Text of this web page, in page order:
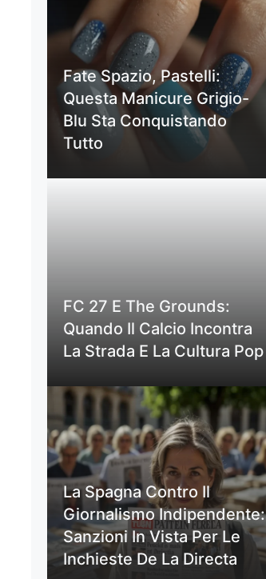
Fate Spazio, Pastelli:
Questa Manicure Grigio-
Blu Sta Conquistando
Tutto
FC 27 E The Grounds:
Quando Il Calcio Incontra
La Strada E La Cultura Pop
La Spagna Contro Il
Giornalismo Indipendente:
Sanzioni In Vista Per Le
Inchieste De La Directa